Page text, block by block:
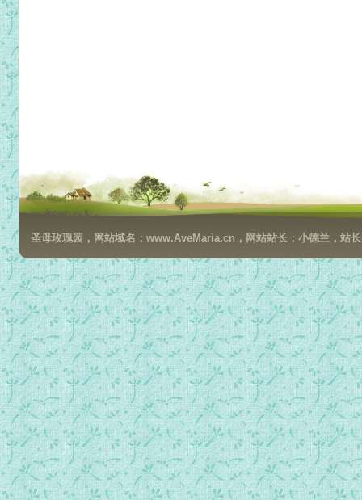
圣母玫瑰园，网站域名：www.AveMaria.cn，网站站长：小德兰，